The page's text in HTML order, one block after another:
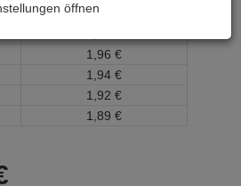
Preis je Stück
1, 96 €
1, 94 €
1, 92 €
1, 89 €
öffnen